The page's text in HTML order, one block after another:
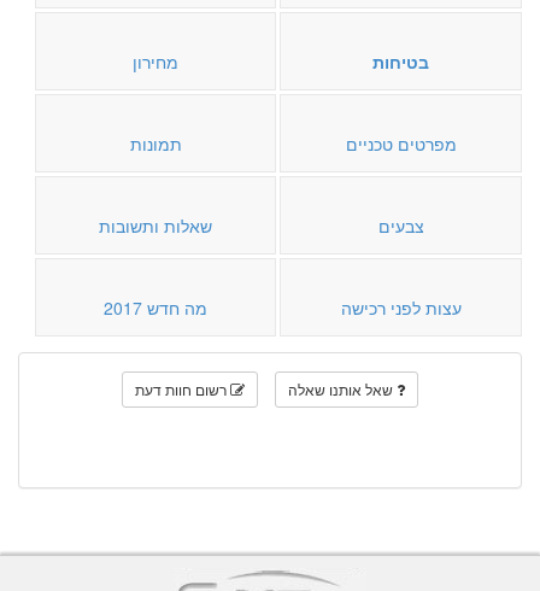
בטיחות מחירון
מפרטים טכניים תמונות
צבעים שאלות ותשובות
עצות לפני רכישה מה חדש 2017
שאל אותנו שאלה רשום חוות דעת